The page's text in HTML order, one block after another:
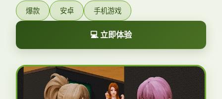
爆款 安卓 手机游戏
💻 立即体验